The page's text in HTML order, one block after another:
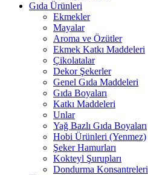
Gıda Ürünleri
Ekmekler
Mayalar
Aroma ve Özütler
Ekmek Katkı Maddeleri
Çikolatalar
Dekor Şekerler
Genel Gıda Maddeleri
Gıda Boyaları
Katkı Maddeleri
Unlar
Yağ Bazlı Gıda Boyaları
Hobi Ürünleri (Yenmez)
Şeker Hamurları
Kokteyl Şurupları
Dondurma Konsantreleri